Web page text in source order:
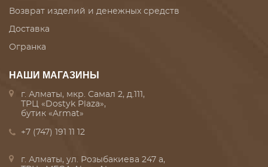
Возврат изделий и денежных средств
Доставка
Огранка
НАШИ МАГАЗИНЫ
г. Алматы, мкр. Самал 2, д.111,
ТРЦ «Dostyk Plaza»,
бутик «Armat»
+7 (747) 191 11 12
г. Алматы, ул. Розыбакиева 247 а,